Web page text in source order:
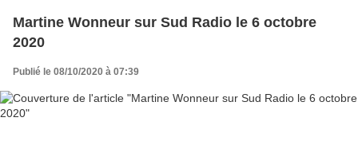
pluie, sable, lichens, poils de bêtes, sang, air, filaments
Martine Wonneur sur Sud Radio le 6 octobre
2020
Publié le 08/10/2020 à 07:39